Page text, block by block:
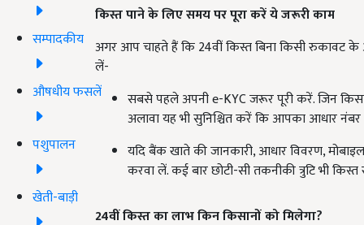
सम्पादकीय
औषधीय फसलें
पशुपालन
खेती-बाड़ी
किस्त पाने के लिए समय पर पूरा करें ये जरूरी काम
अगर आप चाहते हैं कि 24वीं किस्त बिना किसी रुकावट
लें-
सबसे पहले अपनी e-KYC जरूर पूरी करें. जिन
अलावा यह भी सुनिश्चित करें कि आपका आधार
यदि बैंक खाते की जानकारी, आधार विवरण,
करवा लें. कई बार छोटी-सी तकनीकी त्रुटि भी
24वीं किस्त का लाभ किन किसानों को मिलेगा?